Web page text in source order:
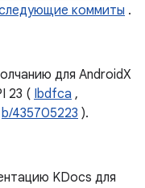
коммиты .
для AndroidX
23 ( Ibdfca ,
b/435705223 ).
KDocs для